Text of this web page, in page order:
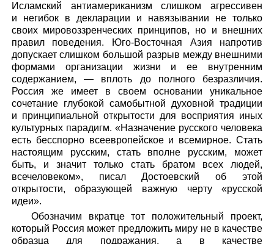
Исламский антиамериканизм слишком агрессивен
и негибок в декларации и навязывании не только
своих мировоззренческих принципов, но и внешних
правил поведения. Юго-Восточная Азия напротив
допускает слишком большой разрыв между внешними
формами организации жизни и ее внутренним
содержанием, — вплоть до полного безразличия.
Россия же имеет в своем основании уникальное
сочетание глубокой самобытной духовной традиции
и принципиальной открытости для восприятия иных
культурных парадигм. «Назначение русского человека
есть бесспорно всеевропейское и всемирное. Стать
настоящим русским, стать вполне русским, может
быть, и значит только стать братом всех людей,
всечеловеком», писал Достоевский об этой
открытости, образующей важную черту «русской
идеи».
Обозначим вкратце тот положительный проект,
который Россия может предложить миру не в качестве
образца для подражания, а в качестве